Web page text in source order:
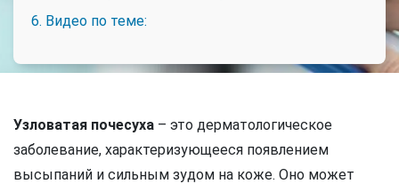
6. Видео по теме:
Узловатая почесуха – это дерматологическое
заболевание, характеризующееся появлением
высыпаний и сильным зудом на коже. Оно может